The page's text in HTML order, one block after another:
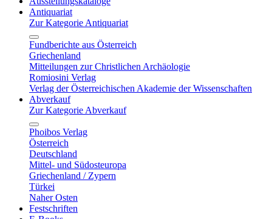
Antiquariat
Zur Kategorie Antiquariat
Fundberichte aus Österreich
Griechenland
Mitteilungen zur Christlichen Archäologie
Romiosini Verlag
Verlag der Österreichischen Akademie der Wissenschaften
Abverkauf
Zur Kategorie Abverkauf
Phoibos Verlag
Österreich
Deutschland
Mittel- und Südosteuropa
Griechenland / Zypern
Türkei
Naher Osten
Festschriften